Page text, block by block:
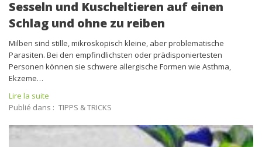
Sesseln und Kuscheltieren auf einen
Schlag und ohne zu reiben
Milben sind stille, mikroskopisch kleine, aber problematische
Parasiten. Bei den empfindlichsten oder prädisponiertesten
Personen können sie schwere allergische Formen wie Asthma,
Ekzeme…
Lire la suite
Publié dans : TIPPS & TRICKS